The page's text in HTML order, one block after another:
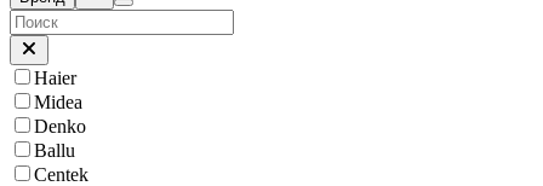
Haier
Midea
Denko
Ballu
Centek